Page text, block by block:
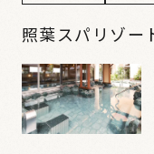
照葉スパリゾー